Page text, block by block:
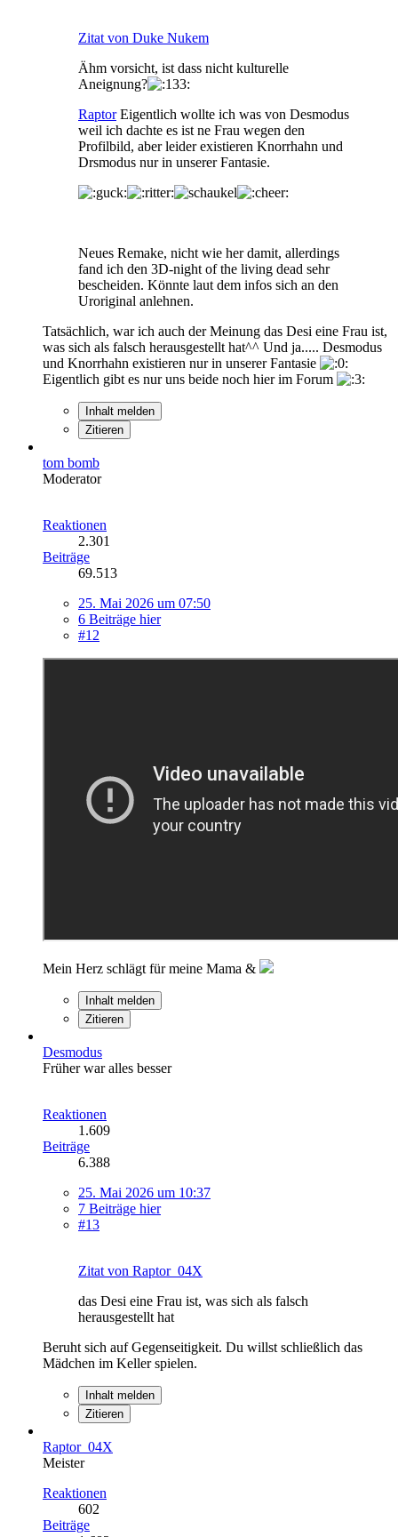
Zitat von Duke Nukem
Ähm vorsicht, ist dass nicht kulturelle
Aneignung?
RaptorEigentlich wollte ich was von Desmodus
weil ich dachte es ist ne Frau wegen den
Profilbild, aber leider existieren Knorrhahn und
Drsmodus nur in unserer Fantasie.
Neues Remake, nicht wie her damit, allerdings
fand ich den 3D-night of the living dead sehr
bescheiden. Könnte laut dem infos sich an den
Uroriginal anlehnen.
Tatsächlich, war ich auch der Meinung das Desi eine Frau ist,
was sich als falsch herausgestellt hat^^ Und ja..... Desmodus
und Knorrhahn existieren nur in unserer Fantasie
Eigentlich gibt es nur uns beide noch hier im Forum
Inhalt melden
Zitieren
tom bomb
Moderator
Reaktionen
2.301
Beiträge
69.513
25. Mai 2026 um 07:50
6 Beiträge hier
#12
Mein Herz schlägt für meine Mama &
Inhalt melden
Zitieren
Desmodus
Früher war alles besser
Reaktionen
1.609
Beiträge
6.388
25. Mai 2026 um 10:37
7 Beiträge hier
#13
Zitat von Raptor_04X
das Desi eine Frau ist, was sich als falsch
herausgestellt hat
Beruht sich auf Gegenseitigkeit. Du willst schließlich das
Mädchen im Keller spielen.
Inhalt melden
Zitieren
Raptor_04X
Meister
Reaktionen
602
Beiträge